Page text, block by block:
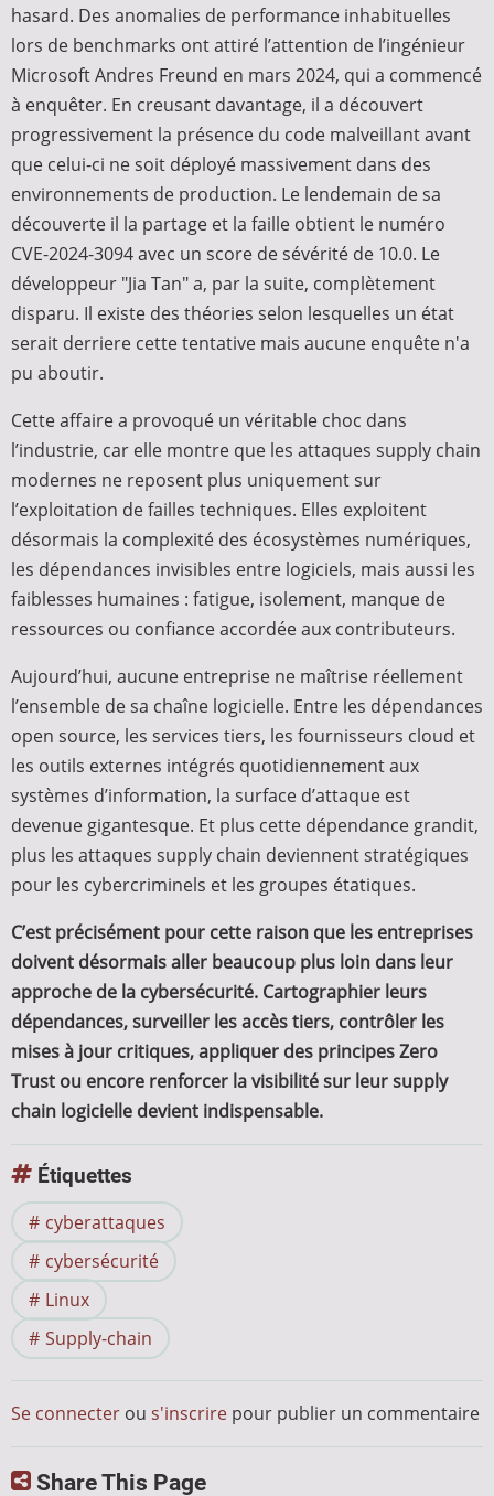
hasard. Des anomalies de performance inhabituelles
lors de benchmarks ont attiré l’attention de l’ingénieur
Microsoft Andres Freund en mars 2024, qui a commencé
à enquêter. En creusant davantage, il a découvert
progressivement la présence du code malveillant avant
que celui-ci ne soit déployé massivement dans des
environnements de production. Le lendemain de sa
découverte il la partage et la faille obtient le numéro
CVE-2024-3094 avec un score de sévérité de 10.0. Le
développeur "Jia Tan" a, par la suite, complètement
disparu. Il existe des théories selon lesquelles un état
serait derriere cette tentative mais aucune enquête n'a
pu aboutir.
Cette affaire a provoqué un véritable choc dans
l’industrie, car elle montre que les attaques supply chain
modernes ne reposent plus uniquement sur
l’exploitation de failles techniques. Elles exploitent
désormais la complexité des écosystèmes numériques,
les dépendances invisibles entre logiciels, mais aussi les
faiblesses humaines : fatigue, isolement, manque de
ressources ou confiance accordée aux contributeurs.
Aujourd’hui, aucune entreprise ne maîtrise réellement
l’ensemble de sa chaîne logicielle. Entre les dépendances
open source, les services tiers, les fournisseurs cloud et
les outils externes intégrés quotidiennement aux
systèmes d’information, la surface d’attaque est
devenue gigantesque. Et plus cette dépendance grandit,
plus les attaques supply chain deviennent stratégiques
pour les cybercriminels et les groupes étatiques.
C’est précisément pour cette raison que les entreprises
doivent désormais aller beaucoup plus loin dans leur
approche de la cybersécurité. Cartographier leurs
dépendances, surveiller les accès tiers, contrôler les
mises à jour critiques, appliquer des principes Zero
Trust ou encore renforcer la visibilité sur leur supply
chain logicielle devient indispensable.
Étiquettes
cyberattaques
cybersécurité
Linux
Supply-chain
Se connecter ou s'inscrire pour publier un commentaire
Share This Page